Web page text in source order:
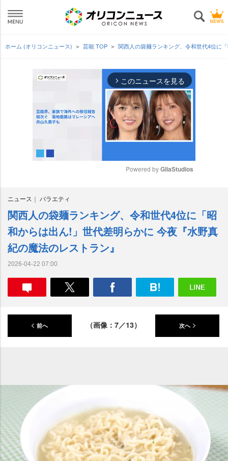
ホーム (オリコンニュース) 芸能 TOP 関西人の袋麺ランキング、令和世代4位に
arrow_forward_ios このニュースを見る
e
Powered by GliaStudios
ニュース バラエティ
関西人の袋麺ランキング、令和世代4位に「昭
和からは出ん!」世代差明らかに 今夜『水野真
紀の魔法のレストラン』
2026-04-22 07:00
前へ （画像：7／13） 次へ